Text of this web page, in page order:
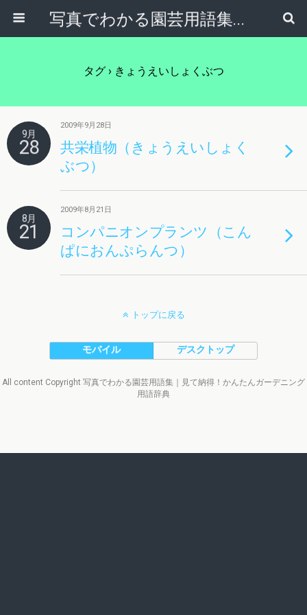
写真でわかる園芸用語集｜見て納得！かんたんガーデニング用語辞典
タグ › きょうえいしょくぶつ
9月
28
2009年9月28日
共栄植物（きょうえいしょく
ぶつ）
8月
21
2009年8月21日
コンパニオンプランツ（こん
ぱにおんぷらんつ）
トップに戻る
モバイル デスクトップ
All content Copyright 写真でわかる園芸用語集｜見て納得！かんたんガーデニング
用語辞典